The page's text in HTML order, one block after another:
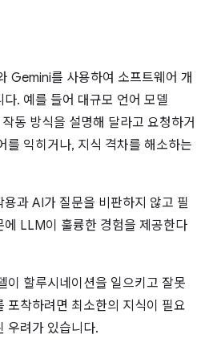
Gemini를 사용하여 소프트웨어 개
. 예를 들어 대규모 언어 모델
동 방식을 설명해 달라고 요청하거
를 익히거나, 지식 격차를 해소하는
과 AI가 질문을 비판하지 않고 필
LLM이 훌륭한 경험을 제공한다
이 할루시네이션을 일으키고 잘못
포착하려면 최소한의 지식이 필요
우려가 있습니다.